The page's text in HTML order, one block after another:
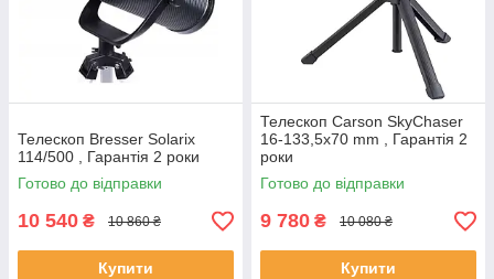
Телескоп Bresser Solarix
114/500 , Гарантія 2 роки
Готово до відправки
10 540 ₴ 10 860 ₴
Купити
Телескоп Carson SkyChaser
16-133,5x70 mm , Гарантія 2
роки
Готово до відправки
9 780 ₴ 10 080 ₴
Купити